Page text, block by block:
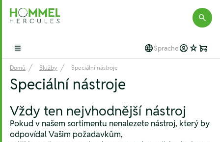
Hommel Hercules
Open main menu Sprache
Domů Služby Speciální nástroje
Speciální nástroje
Vždy ten nejvhodnější nástroj
Pokud v našem sortimentu nenalezete nástroj, který by
odpovídal Vašim požadavkům,